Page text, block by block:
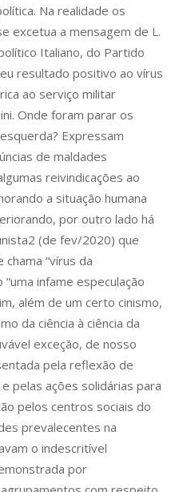
Na realidade os
excetua a mensagem de L.
Italiano, do Partido
resultado positivo ao vírus
ao serviço militar
Onde foram parar os
Expressam
de maldades
reivindicações ao
a situação humana
por outro lado há
(de fev/2020) que
“vírus da
infame especulação
além de um certo cinismo,
da ciência à ciência da
exceção, de nosso
pela reflexão de
pelas ações solidárias para
pelos centros sociais do
prevalecentes na
o indescritível
por